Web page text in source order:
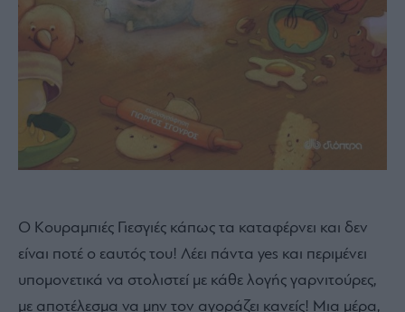
Ο Κουραμπιές Γιεσγιές κάπως τα καταφέρνει και δεν
είναι ποτέ ο εαυτός του! Λέει πάντα yes και περιμένει
υπομονετικά να στολιστεί με κάθε λογής γαρνιτούρες,
με αποτέλεσμα να μην τον αγοράζει κανείς! Μια μέρα,